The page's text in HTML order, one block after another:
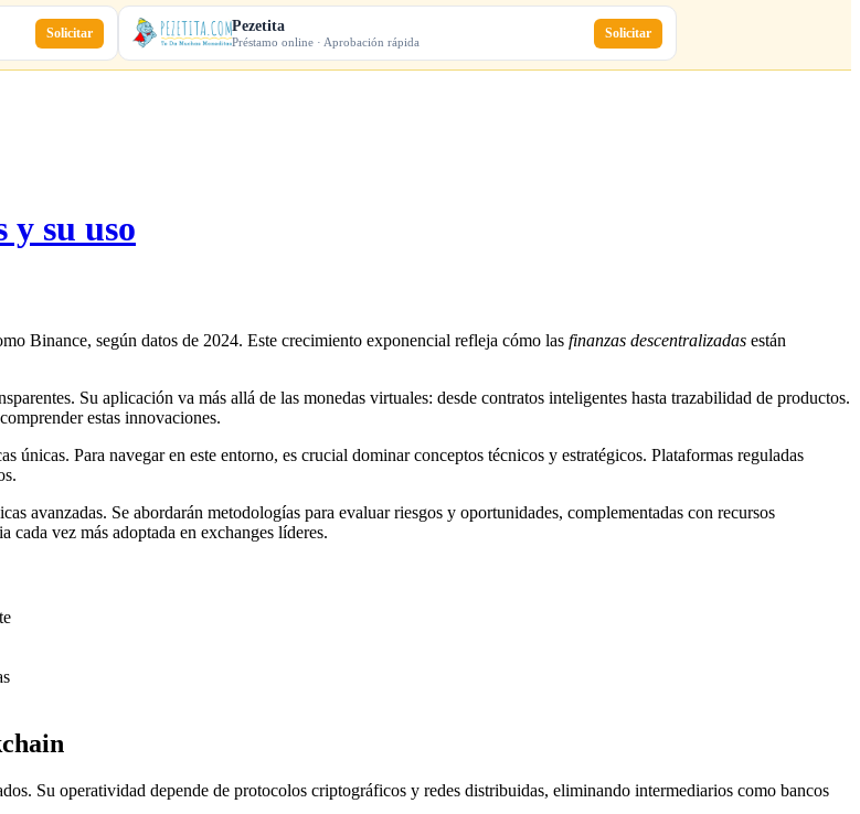
Solicitar Pezetita
Préstamo online · Aprobación rápida
Solicitar
su uso
Binance, según datos de 2024. Este crecimiento exponencial refleja cómo las finanzas descentralizadas están
Su aplicación va más allá de las monedas virtuales: desde contratos inteligentes hasta trazabilidad de productos.
estas innovaciones.
únicas. Para navegar en este entorno, es crucial dominar conceptos técnicos y estratégicos. Plataformas reguladas
avanzadas. Se abordarán metodologías para evaluar riesgos y oportunidades, complementadas con recursos
cada vez más adoptada en exchanges líderes.
Su operatividad depende de protocolos criptográficos y redes distribuidas, eliminando intermediarios como bancos